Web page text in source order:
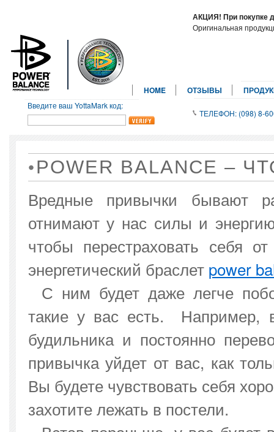
АКЦИЯ! При покупке
Оригинальная
HOME ОТЗЫВЫ
ТЕЛЕФОН: (098) 8-
Введите ваш YottaMark код:
POWER BALANCE
Вредные привычки бывают
отнимают у нас силы и
чтобы перестраховать себя
энергетический браслет power
С ним будет даже легче
такие у вас есть. Например,
будильника и постоянно
привычка уйдет от вас, как
Вы будете чувствовать себя
захотите лежать в постели.